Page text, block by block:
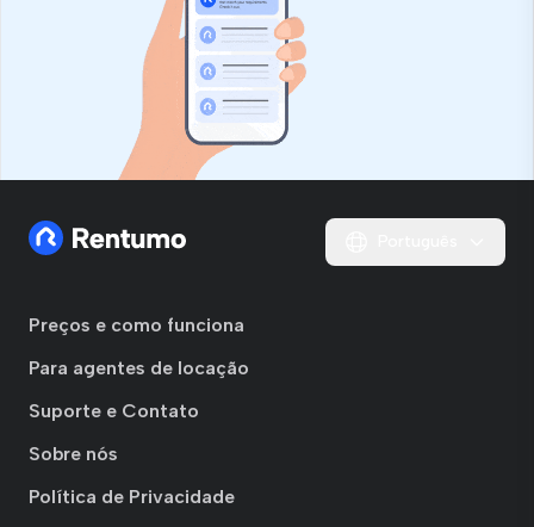
Preços e como funciona
Para agentes de locação
Suporte e Contato
Sobre nós
Política de Privacidade